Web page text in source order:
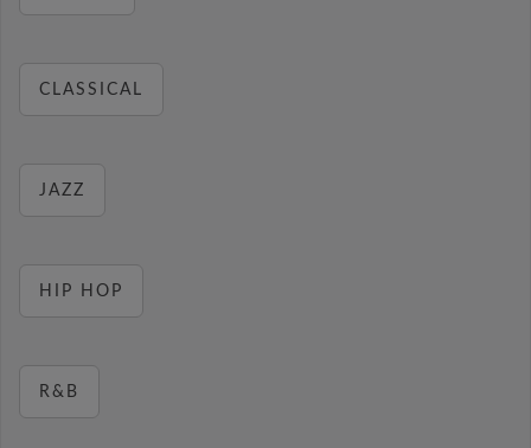
CLASSICAL
JAZZ
HIP HOP
R&B